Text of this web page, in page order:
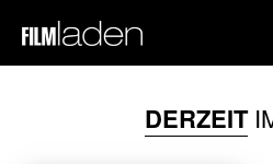
DERZEIT